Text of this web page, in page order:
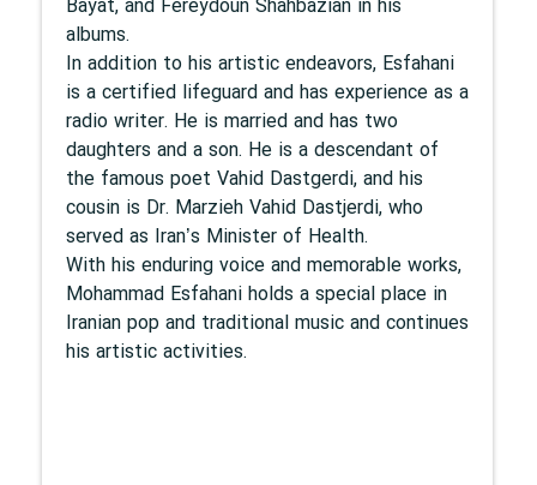
albums.
In addition to his artistic endeavors, Esfahani
is a certified lifeguard and has experience as a
radio writer. He is married and has two
daughters and a son. He is a descendant of
the famous poet Vahid Dastgerdi, and his
cousin is Dr. Marzieh Vahid Dastjerdi, who
served as Iran’s Minister of Health.
With his enduring voice and memorable works,
Mohammad Esfahani holds a special place in
Iranian pop and traditional music and continues
his artistic activities.